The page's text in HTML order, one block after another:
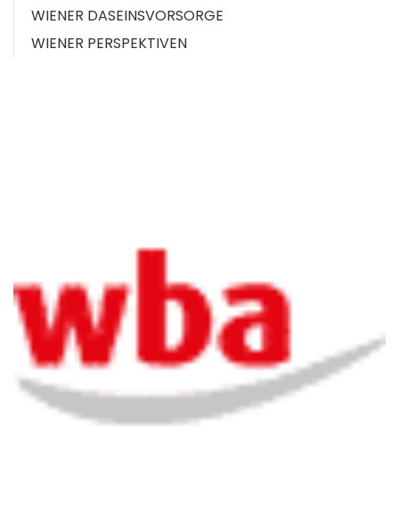
WIENER DASEINSVORSORGE
WIENER PERSPEKTIVEN